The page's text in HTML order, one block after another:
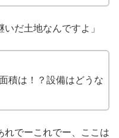
だ土地なんですよ」
積は！？設備はどうな
れでーこれでー、ここは